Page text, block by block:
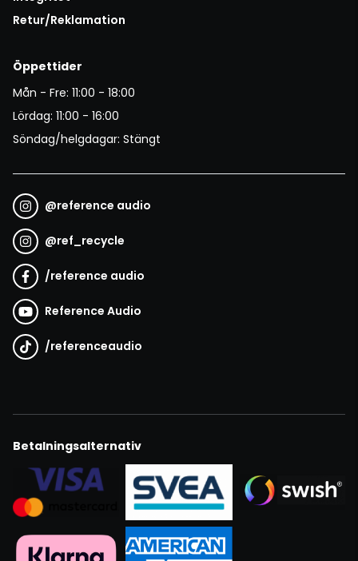
Retur/Reklamation
Öppettider
Mån - Fre: 11:00 - 18:00
Lördag: 11:00 - 16:00
Söndag/helgdagar: Stängt
@reference audio
@ref_recycle
/reference audio
Reference Audio
/referenceaudio
Betalningsalternativ